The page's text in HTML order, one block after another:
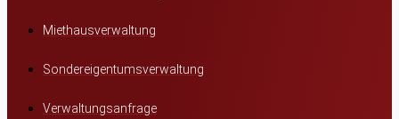
Miethausverwaltung
Sondereigentumsverwaltung
Verwaltungsanfrage